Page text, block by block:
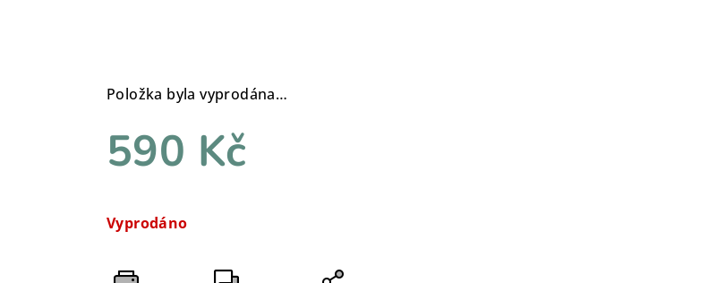
Položka byla vyprodána…
590 Kč
cena:
Vyprodáno